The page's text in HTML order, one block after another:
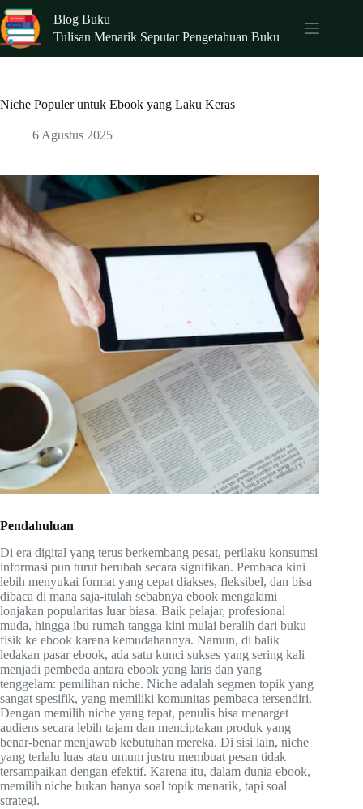
Skip
to
content
Blog Buku
Tulisan Menarik Seputar Pengetahuan Buku
Niche Populer untuk Ebook yang Laku Keras
6 Agustus 2025
Pendahuluan
Di era digital yang terus berkembang pesat, perilaku konsumsi
informasi pun turut berubah secara signifikan. Pembaca kini
lebih menyukai format yang cepat diakses, fleksibel, dan bisa
dibaca di mana saja-itulah sebabnya ebook mengalami
lonjakan popularitas luar biasa. Baik pelajar, profesional
muda, hingga ibu rumah tangga kini mulai beralih dari buku
fisik ke ebook karena kemudahannya. Namun, di balik
ledakan pasar ebook, ada satu kunci sukses yang sering kali
menjadi pembeda antara ebook yang laris dan yang
tenggelam: pemilihan niche. Niche adalah segmen topik yang
sangat spesifik, yang memiliki komunitas pembaca tersendiri.
Dengan memilih niche yang tepat, penulis bisa menarget
audiens secara lebih tajam dan menciptakan produk yang
benar-benar menjawab kebutuhan mereka. Di sisi lain, niche
yang terlalu luas atau umum justru membuat pesan tidak
tersampaikan dengan efektif. Karena itu, dalam dunia ebook,
memilih niche bukan hanya soal topik menarik, tapi soal
strategi.